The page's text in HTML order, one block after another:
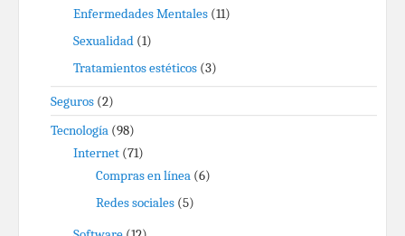
Enfermedades Mentales (11)
Sexualidad (1)
Tratamientos estéticos (3)
Seguros (2)
Tecnología (98)
Internet (71)
Compras en línea (6)
Redes sociales (5)